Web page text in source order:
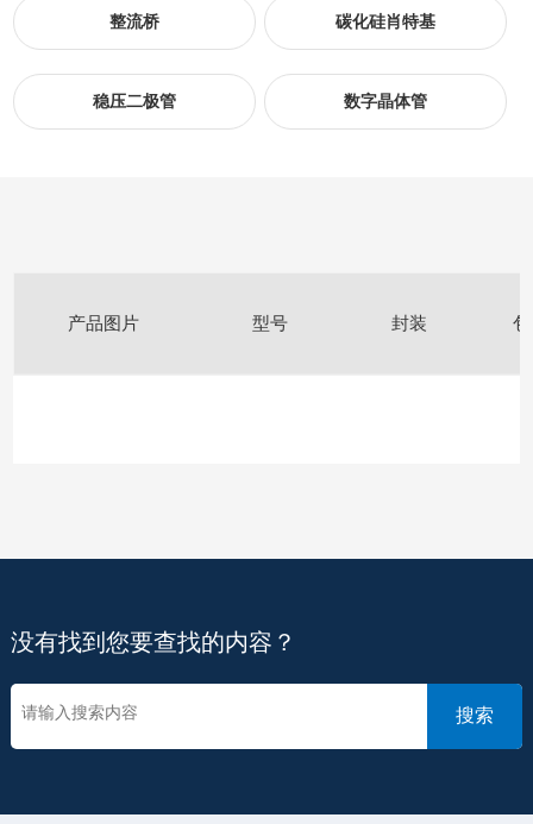
整流桥 碳化硅肖特基
稳压二极管 数字晶体管
产品图片 型号 封装
没有找到您要查找的内容？